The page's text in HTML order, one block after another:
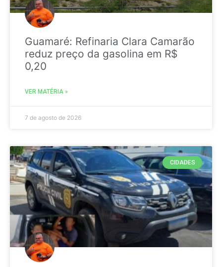
Guamaré: Refinaria Clara Camarão
reduz preço da gasolina em R$
0,20
VER MATÉRIA »
7 de agosto de 2026
CIDADES